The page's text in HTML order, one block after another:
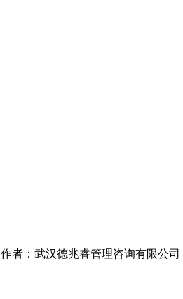
作者：武汉德兆睿管理咨询有限公司